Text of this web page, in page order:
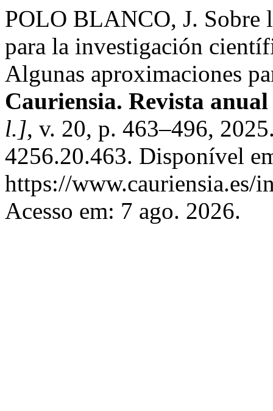
POLO BLANCO, J. Sobre
para la investigación
Algunas aproximaciones
Cauriensia. Revista
l.], v. 20, p. 463–496,
4256.20.463. Disponível
https://www.cauriensia.es/
Acesso em: 7 ago. 2026.